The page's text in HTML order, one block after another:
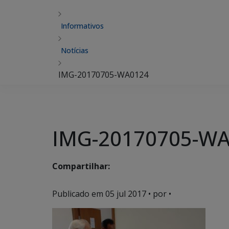
Informativos
Notícias
IMG-20170705-WA0124
IMG-20170705-
Compartilhar:
Publicado em 05 jul 2017 • por •